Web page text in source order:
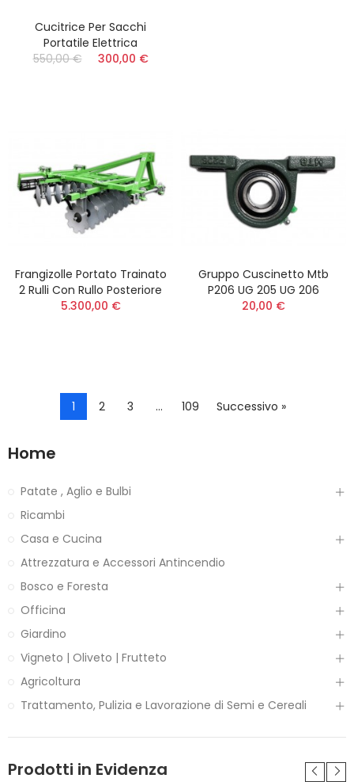
Cucitrice Per Sacchi
Portatile Elettrica
550,00 €
300,00 €
Frangizolle Portato Trainato
2 Rulli Con Rullo Posteriore
5.300,00 €
Gruppo Cuscinetto Mtb
P206 UG 205 UG 206
20,00 €
1 2 3 … 109 Successivo »
Home
Patate , Aglio e Bulbi
Ricambi
Casa e Cucina
Attrezzatura e Accessori Antincendio
Bosco e Foresta
Officina
Giardino
Vigneto | Oliveto | Frutteto
Agricoltura
Trattamento, Pulizia e Lavorazione di Semi e Cereali
Prodotti in Evidenza